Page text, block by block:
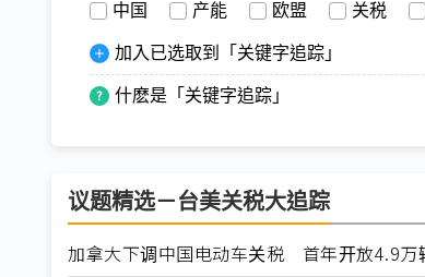
中国 产能 欧盟 关税
加入已选取到「关键字追踪」
什麽是「关键字追踪」
议题精选－台美关税大追踪
加拿大下调中国电动车关税 首年开放4.9万